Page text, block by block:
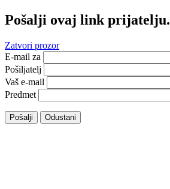
Pošalji ovaj link prijatelju.
Zatvori prozor
E-mail za
Pošiljatelj
Vaš e-mail
Predmet
Pošalji Odustani